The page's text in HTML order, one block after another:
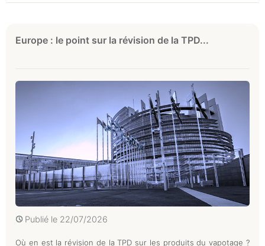
Europe : le point sur la révision de la TPD...
Publié le 22/07/2026
Où en est la révision de la TPD sur les produits du vapotage ?